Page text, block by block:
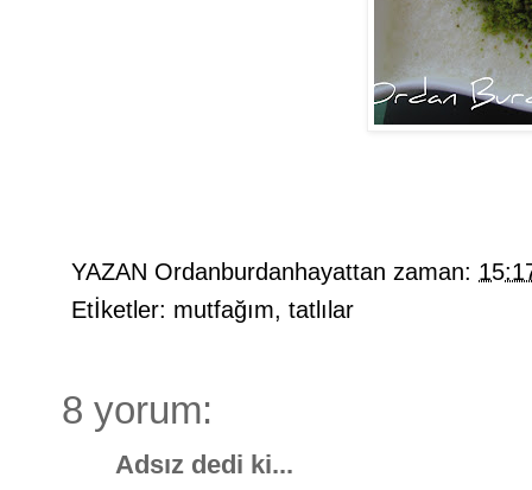
YAZAN Ordanburdanhayattan zaman:
Etİketler: mutfağım, tatlılar
8 yorum:
Adsız dedi ki...